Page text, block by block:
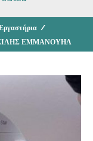
/
ΕΜΜΑΝΟΥΗΛ